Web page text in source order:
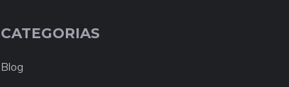
CATEGORIAS
Blog